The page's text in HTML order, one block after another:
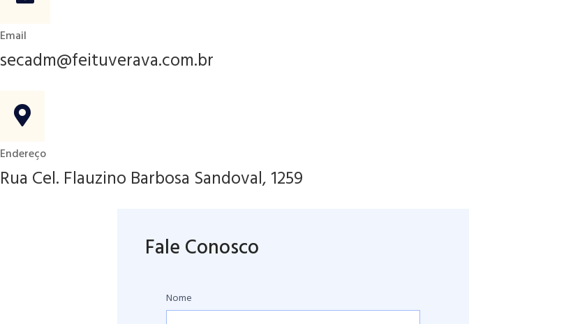
Email
secadm@feituverava.com.br
Endereço
Rua Cel. Flauzino Barbosa Sandoval, 1259
Fale Conosco
Nome